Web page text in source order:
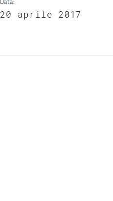
20 aprile 2017